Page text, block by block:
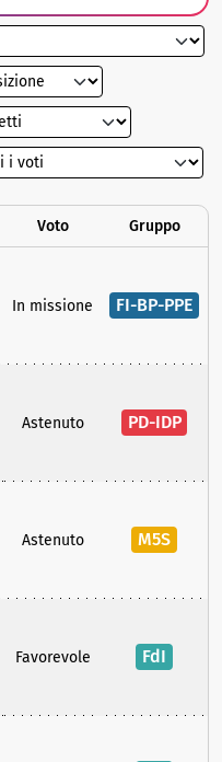
Voto Gruppo
In missione FI-BP-PPE
Astenuto PD-IDP
Astenuto M5S
Favorevole FdI